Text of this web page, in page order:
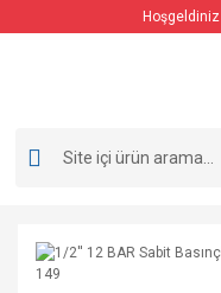
Hoşgeldiniz